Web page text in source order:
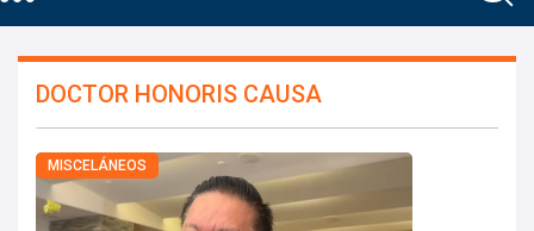
DOCTOR HONORIS CAUSA
MISCELÁNEOS